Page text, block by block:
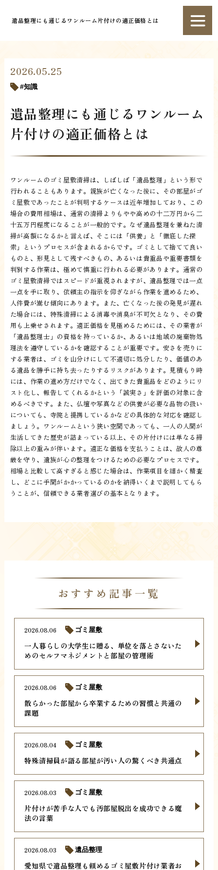
遺品整理にも通じるワンルーム片付けの適正価格とは
2026.05.25
知識
遺品整理にも通じるワンルーム
片付けの適正価格とは
ワンルームのゴミ屋敷清掃は、しばしば「遺品整理」という形で
行われることもあります。親族が亡くなった後に、その部屋がゴ
ミ屋敷であったことが判明するケースは近年増加しており、この
場合の費用相場は、通常の清掃よりもやや高めの十二万円から二
十五万円程度になることが一般的です。なぜ遺品整理を兼ねた清
掃が高額になるかと言えば、そこには「供養」と「徹底した探
索」というプロセスが含まれるからです。ゴミとして捨てて良い
ものと、形見として残すべきもの、あるいは貴重品や重要書類を
判別する作業は、極めて慎重に行われる必要があります。通常の
ゴミ屋敷清掃ではスピードが重視されますが、遺品整理では一点
一点を手に取り、依頼主の指示を仰ぎながら作業を進めるため、
人件費が嵩む傾向にあります。また、亡くなった後の発見が遅れ
た場合には、特殊清掃による消毒や消臭が不可欠となり、その費
用も上乗せされます。適正価格を見極めるためには、その業者が
「遺品整理士」の資格を持っているか、あるいは地域の廃棄物処
理法を遵守しているかを確認することが重要です。安さを売りに
する業者は、ゴミを山分けにして不適切に処分したり、価値のあ
る遺品を勝手に持ち去ったりするリスクがあります。見積もり時
には、作業の進め方だけでなく、出てきた貴重品をどのようにリ
スト化し、報告してくれるかという「誠実さ」を評価の対象に含
めるべきです。また、仏壇や写真などの供養が必要な品物の扱い
についても、寺院と提携しているかなどの具体的な対応を確認し
ましょう。ワンルームという狭い空間であっても、一人の人間が
生活してきた歴史が詰まっている以上、その片付けには単なる掃
除以上の重みが伴います。適正な価格を支払うことは、故人の尊
厳を守り、遺族が心の整理をつけるための必要なプロセスです。
相場と比較して高すぎると感じた場合は、作業項目を細かく精査
し、どこに手間がかかっているのかを納得いくまで説明してもら
うことが、信頼できる業者選びの基本となります。
おすすめ記事一覧
一人暮らしの大学生に贈る、単位を落とさないた
めのセルフマネジメントと部屋の管理術
2026.08.06 ゴミ屋敷
散らかった部屋から卒業するための習慣と共通の
課題
2026.08.06 ゴミ屋敷
特殊清掃員が語る部屋が汚い人の驚くべき共通点
2026.08.04 ゴミ屋敷
片付けが苦手な人でも汚部屋脱出を成功できる魔
法の言葉
2026.08.03 ゴミ屋敷
愛知県で遺品整理も頼めるゴミ屋敷片付け業者お
2026.08.03 遺品整理